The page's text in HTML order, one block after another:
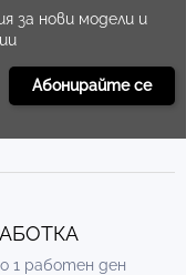
за нови модели и
1 работен ден